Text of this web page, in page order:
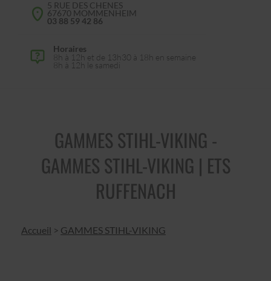
5 RUE DES CHENES
67670 MOMMENHEIM
03 88 59 42 86
Horaires
8h à 12h et de 13h30 à 18h en semaine
8h à 12h le samedi
GAMMES STIHL-VIKING -
GAMMES STIHL-VIKING | ETS
RUFFENACH
Accueil > GAMMES STIHL-VIKING